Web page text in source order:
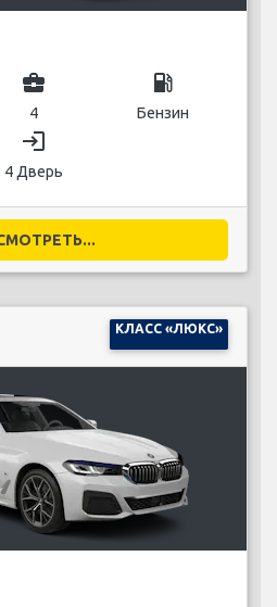
business_center
4
local_gas_station
Бензин
login
4 Дверь
КЛАСС «ЛЮКС»